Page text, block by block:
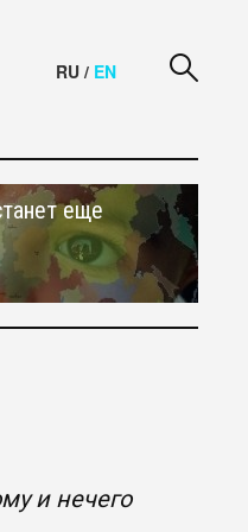
RU / EN
еще
и нечего